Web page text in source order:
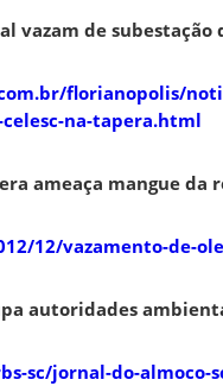
vazam de subestação
florianopolis/
na-tapera.html
ameaça mangue da
12/vazamento-de-
autoridades
sc/jornal-do-almoco-